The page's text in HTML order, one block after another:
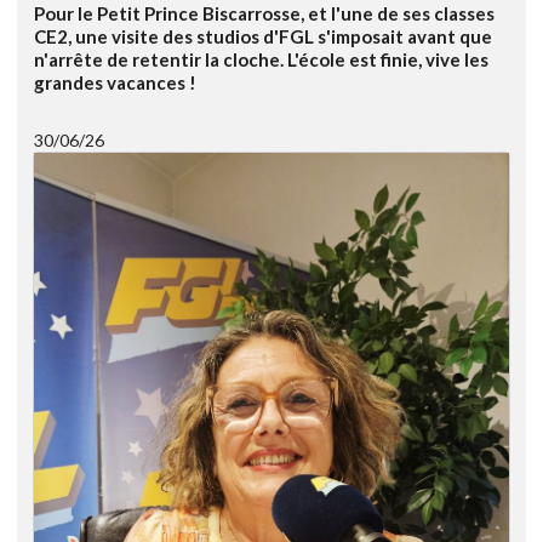
Pour le Petit Prince Biscarrosse, et l'une de ses classes
CE2, une visite des studios d'FGL s'imposait avant que
n'arrête de retentir la cloche. L'école est finie, vive les
grandes vacances !
30/06/26